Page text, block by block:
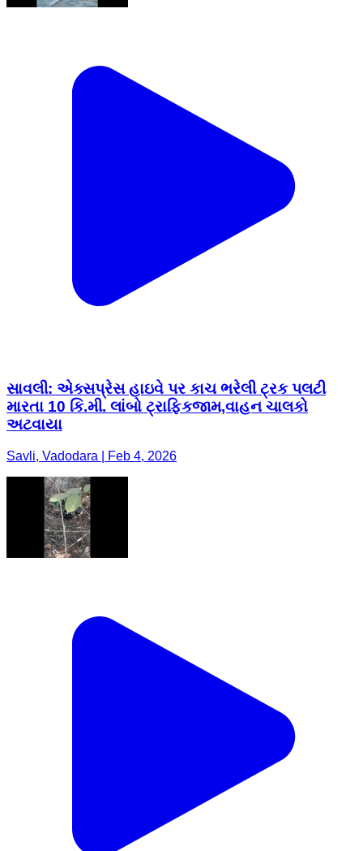
સાવલી: એક્સપ્રેસ હાઇવે પર કાચ ભરેલી ટ્રક પલટી
મારતા 10 કિ.મી. લાંબો ટ્રાફિકજામ,વાહન ચાલકો
અટવાયા
Savli, Vadodara | Feb 4, 2026